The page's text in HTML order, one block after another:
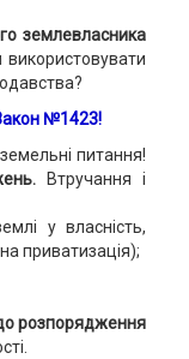
землевласника
використовувати
№1423!
питання!
Втручання і
у власність,
приватизація);
розпорядження